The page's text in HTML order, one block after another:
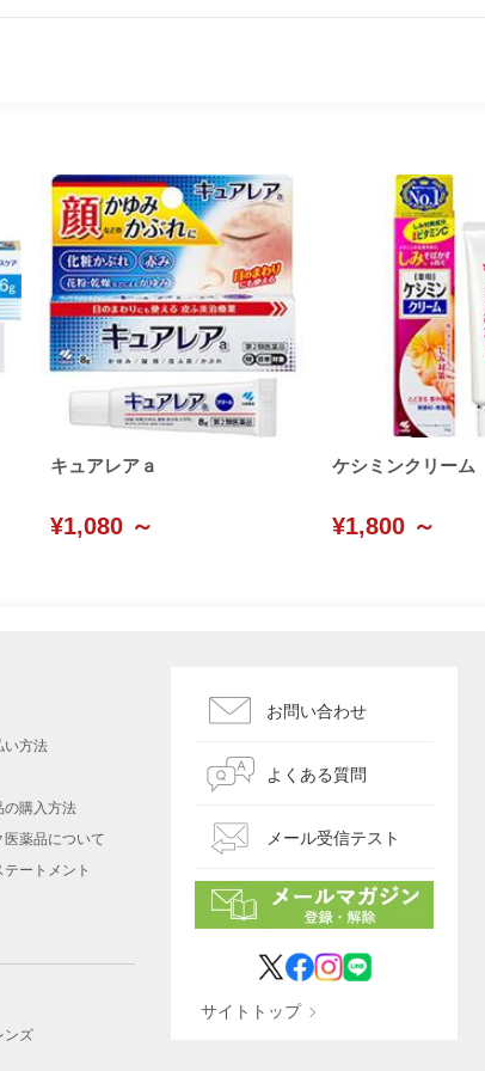
キュアレアａ
¥1,080 ～
ケシミンクリーム
¥1,800 ～
い方法
購入方法
薬品について
ートメント
ンズ
お問い合わせ
よくある質問
メール受信テスト
サイトトップ